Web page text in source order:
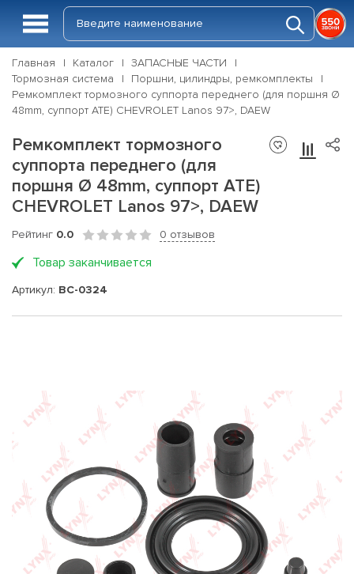
Главная Каталог
ЗАПАСНЫЕ ЧАСТИ
Тормозная система
Поршни, цилиндры, ремкомплекты
Ремкомплект тормозного суппорта переднего (для поршня Ø
48mm, суппорт ATE) CHEVROLET Lanos 97>, DAEW
Ремкомплект тормозного
суппорта переднего (для
поршня Ø 48mm, суппорт ATE)
CHEVROLET Lanos 97>, DAEW
Рейтинг 0.0 0 отзывов
Товар заканчивается
Артикул: BC-0324